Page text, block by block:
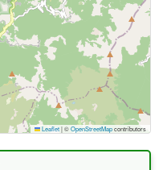
Leaflet|©OpenStreetMapcontributors